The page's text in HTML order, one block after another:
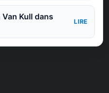
Kull dans
LIRE